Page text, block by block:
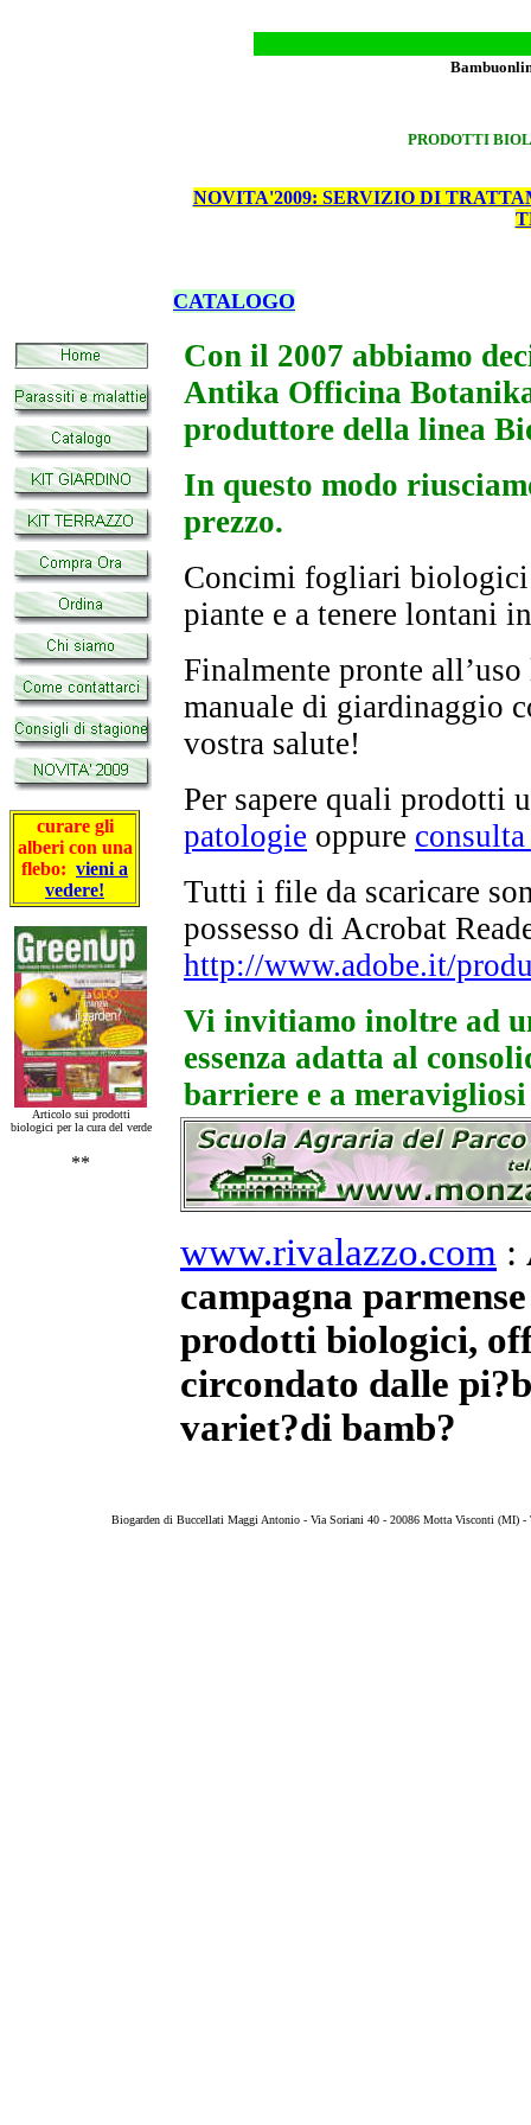
PRODOTTI
NOVITA'2009: SERVIZIO DI
CATALOGO
curare gli
alberi con una
flebo: vieni a
vedere!
Articolo sui prodotti
biologici per la cura del verde
**
Con il 2007 abbiamo
Antika Officina
produttore della linea
In questo modo
prezzo.
Concimi fogliari biologici
piante e a tenere lontani
Finalmente pronte
manuale di giardinaggio
vostra salute!
Per sapere quali prodotti
patologie oppure
Tutti i file da scaricare
possesso di Acrobat
http://www.adobe.it/
Vi invitiamo inoltre ad
essenza adatta al
barriere e a
www.rivalazzo.com :
campagna
prodotti biologici,
circondato dalle
variet?di bamb?
Biogarden di Buccellati Maggi Antonio - Via Soriani 40 - 20086 Motta Visconti (MI) -